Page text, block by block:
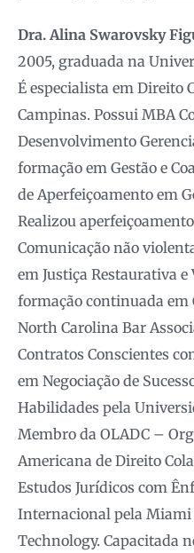
Dra. Alina Swarovsky
2005, graduada na
É especialista em Direito
Campinas. Possui MBA
Desenvolvimento
formação em Gestão e
de Aperfeiçoamento em
Realizou
Comunicação não
em Justiça Restaurativa
formação continuada
North Carolina Bar
Contratos Conscientes
em Negociação de
Habilidades pela
Membro da OLADC –
Americana de Direito
Estudos Jurídicos com
Internacional pela Miami
Technology. Capacitada